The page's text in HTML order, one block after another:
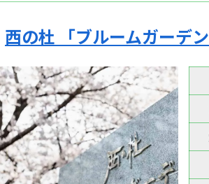
西の杜 「ブルームガーデン